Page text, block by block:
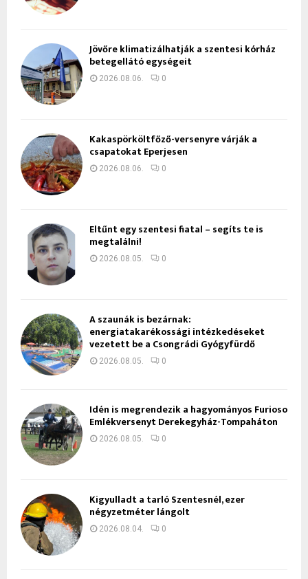
Jövőre klimatizálhatják a szentesi kórház
betegellátó egységeit
2026.08.06. 0
Kakaspörköltfőző-versenyre várják a
csapatokat Eperjesen
2026.08.06. 0
Eltűnt egy szentesi fiatal – segíts te is
megtalálni!
2026.08.05. 0
A szaunák is bezárnak:
energiatakarékossági intézkedéseket
vezetett be a Csongrádi Gyógyfürdő
2026.08.05. 0
Idén is megrendezik a hagyományos Furioso
Emlékversenyt Derekegyház-Tompaháton
2026.08.05. 0
Kigyulladt a tarló Szentesnél, ezer
négyzetméter lángolt
2026.08.04. 0